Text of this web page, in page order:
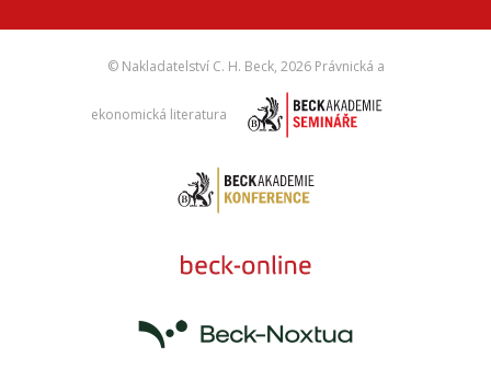
© Nakladatelství C. H. Beck, 2026 Právnická a
ekonomická literatura